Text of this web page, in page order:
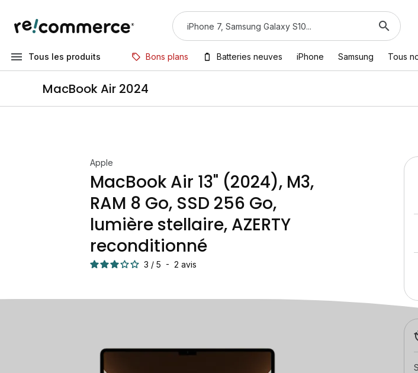
Tous les produits Bons plans Batteries neuves iPhone Samsung Tous
MacBook Air 2024
Apple
MacBook Air 13" (2024), M3,
RAM 8 Go, SSD 256 Go,
lumière stellaire, AZERTY
reconditionné
3 / 5 - 2 avis